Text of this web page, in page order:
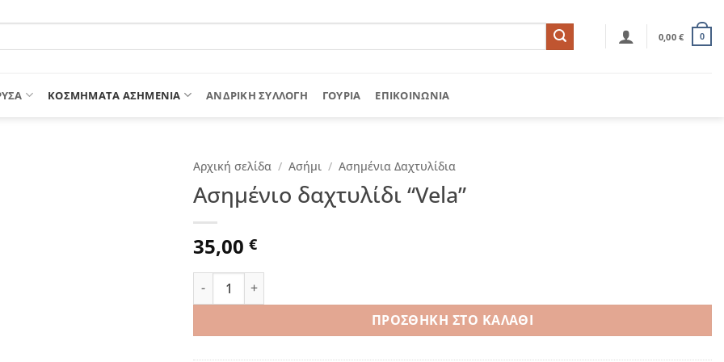
0,00€ 0
ΚΟΣΜΗΜΑΤΑ ΑΣΗΜΕΝΙΑ ΑΝΔΡΙΚΉ ΣΥΛΛΟΓΉ ΓΟΎΡΙΑ ΕΠΙΚΟΙΝΩΝΊΑ
Αρχική σελίδα / Ασήμι / Ασημένια Δαχτυλίδια
Ασημένιο δαχτυλίδι “Vela”
35,00 €
Ασημένιο δαχτυλίδι "Vela" ποσότητα
ΠΡΟΣΘΉΚΗ ΣΤΟ ΚΑΛΆΘΙ